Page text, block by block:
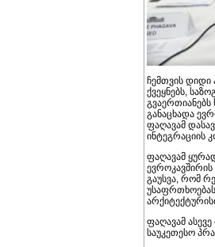
ჩემთვის დიდი
ქვეყნებს,
განაცხადა
ფაღავამ
ინტეგრაციის
ფაღავამ
გაუსვა, რომ
ფაღავამ
საუკეთესო